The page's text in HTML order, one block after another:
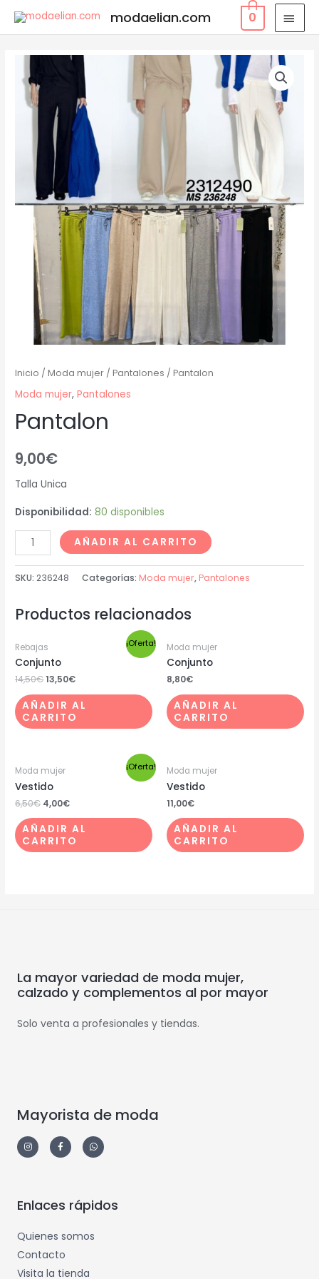
modaelian.com 0
Inicio /Moda mujer /Pantalones / Pantalon
Moda mujer,Pantalones
Pantalon
9,00€
Talla Unica
Disponibilidad: 80 disponibles
AÑADIR AL CARRITO
SKU:236248 Categorías: Moda mujer, Pantalones
Productos relacionados
¡Oferta!
Rebajas
Conjunto
14,50€13,50€
AÑADIR AL
CARRITO
Moda mujer
Conjunto
8,80€
AÑADIR AL
CARRITO
¡Oferta!
Moda mujer
Vestido
6,50€ 4,00€
AÑADIR AL
CARRITO
Moda mujer
Vestido
11,00€
AÑADIR AL
CARRITO
La mayor variedad de moda mujer,
calzado y complementos al por mayor
Solo venta a profesionales y tiendas.
Mayorista de moda
Enlaces rápidos
Quienes somos
Contacto
Visita la tienda